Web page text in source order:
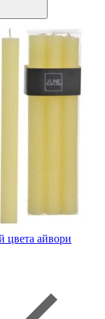
цвета айвори